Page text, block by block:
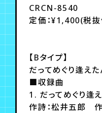
CRCN-8540
定価：¥1,400(税
【Bタイプ】
だってめぐり逢え
■収録曲
1. だってめぐり逢
作詩：松井五郎